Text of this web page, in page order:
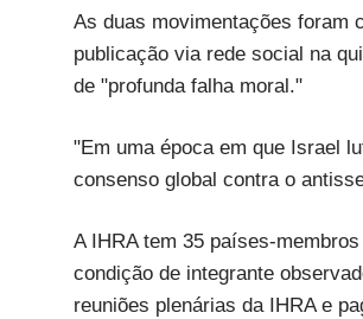
As duas movimentações foram
publicação via rede social na
de "profunda falha moral."
"Em uma época em que Israel
consenso global contra o
A IHRA tem 35 países-
condição de integrante
reuniões plenárias da IHRA e